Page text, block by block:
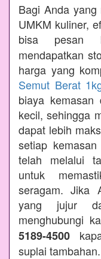
Bagi Anda
UMKM kuliner,
bisa
mendapatkan
harga yang
Semut Berat
biaya kemasan
kecil, sehingga
dapat lebih
setiap
telah melalui
untuk
seragam. Jika
yang jujur
menghubungi
5189-4500
suplai tambahan.